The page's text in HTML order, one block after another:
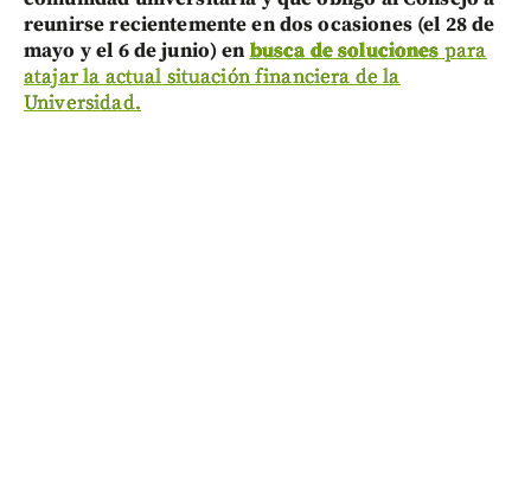
reunirse recientemente en dos ocasiones (el 28 de
mayo y el 6 de junio) en busca de soluciones para
atajar la actual situación financiera de la
Universidad.